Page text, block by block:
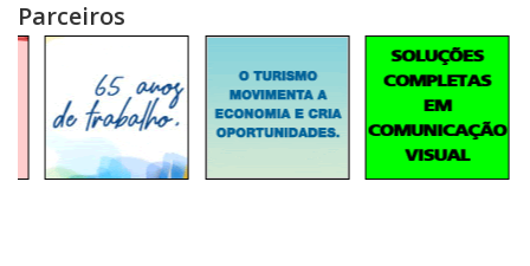
Parceiros